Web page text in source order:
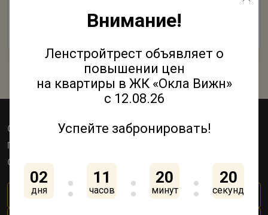
Объекты Квартиры
Коммерция
Паркинги
О компании
Контакты
Личный кабинет
Внимание!
Ленстройтрест объявляет о
повышении цен
на квартиры в ЖК «Окла Вижн»
с 12.08.26
Успейте забронировать!
02
дня
11
часов
20
минут
20
секунд